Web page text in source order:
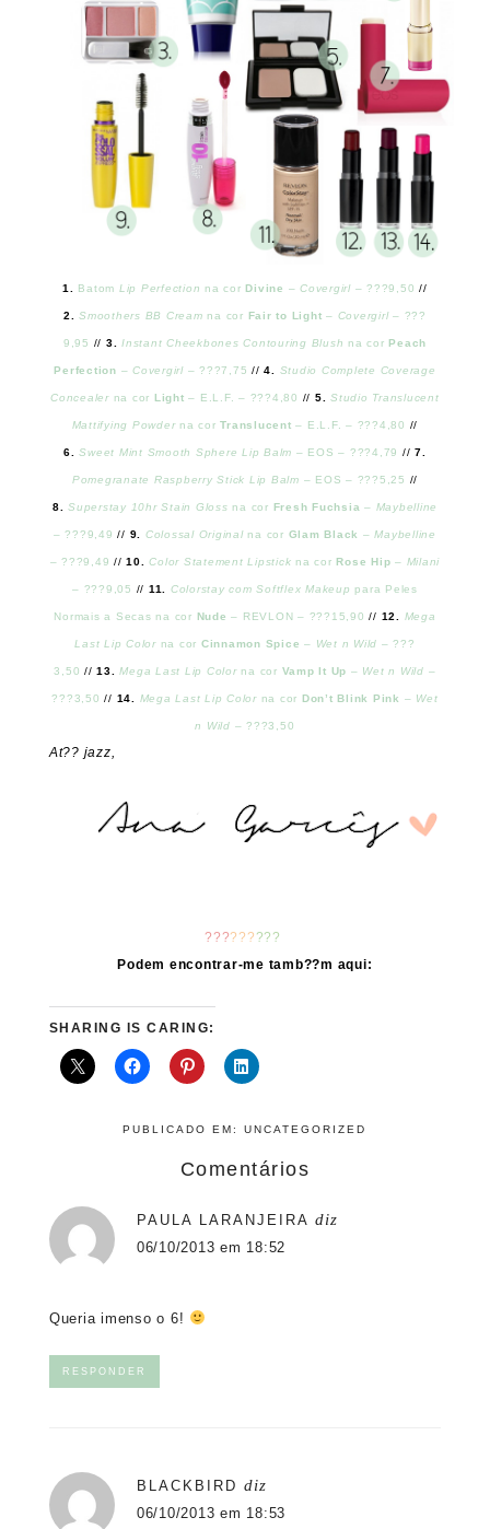
1. Batom Lip Perfection na corDivine –Covergirl– ???9,50 //
2. Smoothers BB Cream na cor Fair to Light – Covergirl– ???
9,95 // 3. Instant Cheekbones Contouring Blush na corPeach
Perfection –Covergirl– ???7,75 // 4. Studio Complete Coverage
Concealerna cor Light – E.L.F. – ???4,80 // 5. Studio Translucent
Mattifying Powderna corTranslucent– E.L.F. – ???4,80 //
6. Sweet Mint Smooth Sphere Lip Balm – EOS – ???4,79 //7.
Pomegranate Raspberry Stick Lip Balm – EOS – ???5,25 //
8. Superstay 10hr Stain Gloss na cor Fresh Fuchsia – Maybelline
– ???9,49 // 9. Colossal Originalna cor Glam Black –Maybelline
– ???9,49 //10. Color Statement Lipstick na corRose Hip – Milani
– ???9,05 // 11. Colorstay com Softflex Makeup para Peles
Normais a Secas na cor Nude – REVLON – ???15,90 // 12. Mega
Last Lip Colorna cor Cinnamon Spice – Wet n Wild – ???
3,50 //13. Mega Last Lip Colorna cor Vamp It Up – Wet n Wild –
???3,50 // 14. Mega Last Lip Colorna cor Don’t Blink Pink – Wet
n Wild – ???3,50
At?? jazz,
?????? ???
Podem encontrar-me tamb??m aqui:
SHARING IS CARING:
PUBLICADO EM:UNCATEGORIZED
Comentários
PAULA LARANJEIRA diz
06/10/2013 em 18:52
Queria imenso o 6!
RESPONDER
BLACKBIRD diz
06/10/2013 em 18:53